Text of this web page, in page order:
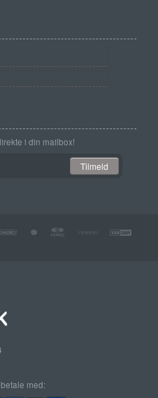
i din mailbox!
Tilmeld
med: